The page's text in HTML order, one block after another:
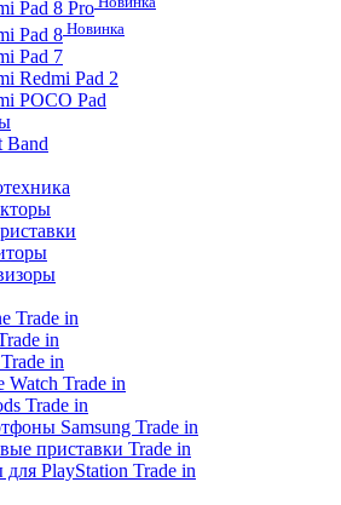
Pad 8 Pro
Pad 8 Новинка
Pad 7
Redmi Pad 2
POCO Pad
Band
Trade in
in
in
Watch Trade in
Trade in
Samsung Trade in
приставки Trade in
PlayStation Trade in